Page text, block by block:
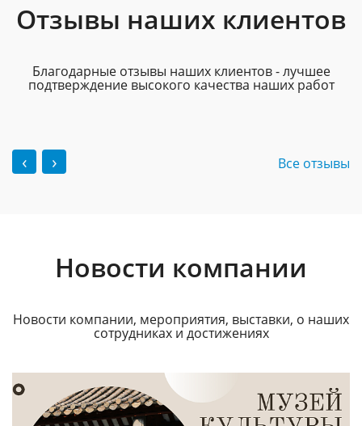
Отзывы наших клиентов
Благодарные отзывы наших клиентов - лучшее
подтверждение высокого качества наших работ
‹ › Все отзывы
Новости компании
Новости компании, мероприятия, выставки, о наших
сотрудниках и достижениях